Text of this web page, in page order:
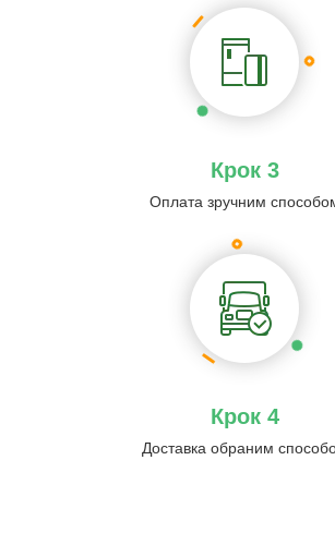
Крок 3
Оплата зручним
Крок 4
Доставка обраним